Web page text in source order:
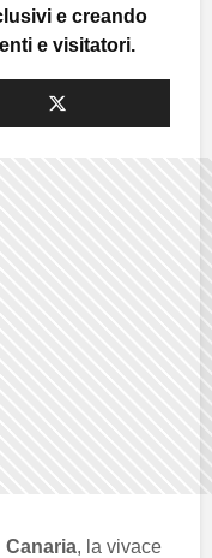
e creando
e visitatori.
Canaria, la vivace